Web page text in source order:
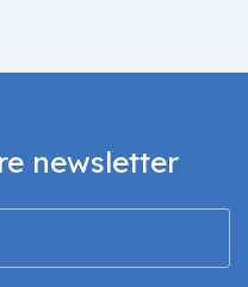
newsletter